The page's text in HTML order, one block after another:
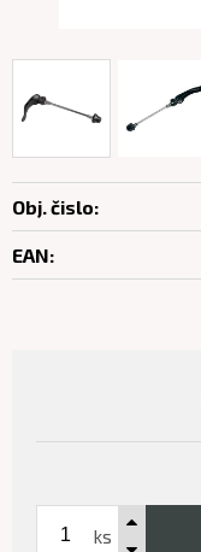
ks
Obj. čislo:
EAN: